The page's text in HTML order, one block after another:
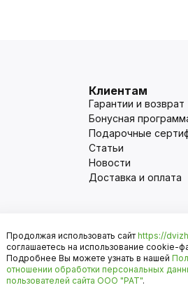
Клиентам
Гарантии и возврат
Бонусная
Подарочные
Статьи
Новости
Доставка и оплата
Оплата
Продолжая использовать сайт https://
соглашаетесь на использование cookie-
Подробнее Вы можете узнать в нашей
отношении обработки персональных
пользователей сайта ООО "РАТ".